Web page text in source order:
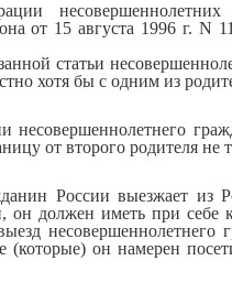
несовершеннолетних
от 15 августа 1996 г.
статьи
хотя бы с одним из
несовершеннолетнего
от второго родителя не
России выезжает из
должен иметь при себе
несовершеннолетнего
(которые) он намерен